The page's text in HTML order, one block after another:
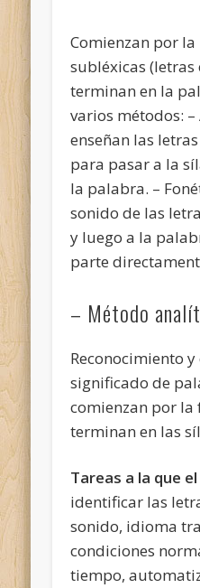
Comienzan por
subléxicas (letras
terminan en la
varios métodos:
enseñan las
para pasar a la
la palabra. –
sonido de las
y luego a la
parte
– Método
Reconocimiento
significado de
comienzan por la
terminan en las
Tareas a la que
identificar las
sonido, idioma
condiciones
tiempo,